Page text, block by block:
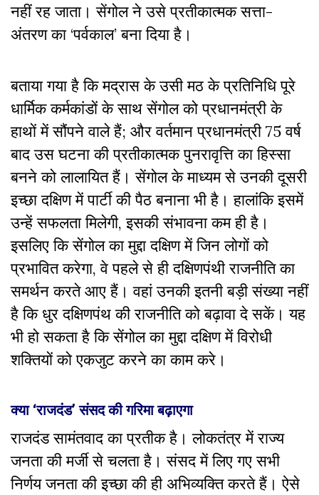
नहीं रह जाता। सेंगोल ने उसे प्रतीकात्मक सत्ता-
अंतरण का ‘पर्वकाल’ बना दिया है।
बताया गया है कि मद्रास के उसी मठ के प्रतिनिधि पूरे
धार्मिक कर्मकांडों के साथ सेंगोल को प्रधानमंत्री के
हाथों में सौंपने वाले हैं; और वर्तमान प्रधानमंत्री 75 वर्ष
बाद उस घटना की प्रतीकात्मक पुनरावृत्ति का हिस्सा
बनने को लालायित हैं। सेंगोल के माध्यम से उनकी दूसरी
इच्छा दक्षिण में पार्टी की पैठ बनाना भी है। हालांकि इसमें
उन्हें सफलता मिलेगी, इसकी संभावना कम ही है।
इसलिए कि सेंगोल का मुद्दा दक्षिण में जिन लोगों को
प्रभावित करेगा, वे पहले से ही दक्षिणपंथी राजनीति का
समर्थन करते आए हैं। वहां उनकी इतनी बड़ी संख्या नहीं
है कि धुर दक्षिणपंथ की राजनीति को बढ़ावा दे सकें। यह
भी हो सकता है कि सेंगोल का मुद्दा दक्षिण में विरोधी
शक्तियों को एकजुट करने का काम करे।
क्या ‘राजदंड’ संसद की गरिमा बढ़ाएगा
राजदंड सामंतवाद का प्रतीक है। लोकतंत्र में राज्य
जनता की मर्जी से चलता है। संसद में लिए गए सभी
निर्णय जनता की इच्छा की ही अभिव्यक्ति करते हैं। ऐसे